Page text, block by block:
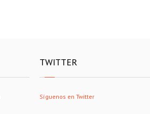
TWITTER
Síguenos en Twitter